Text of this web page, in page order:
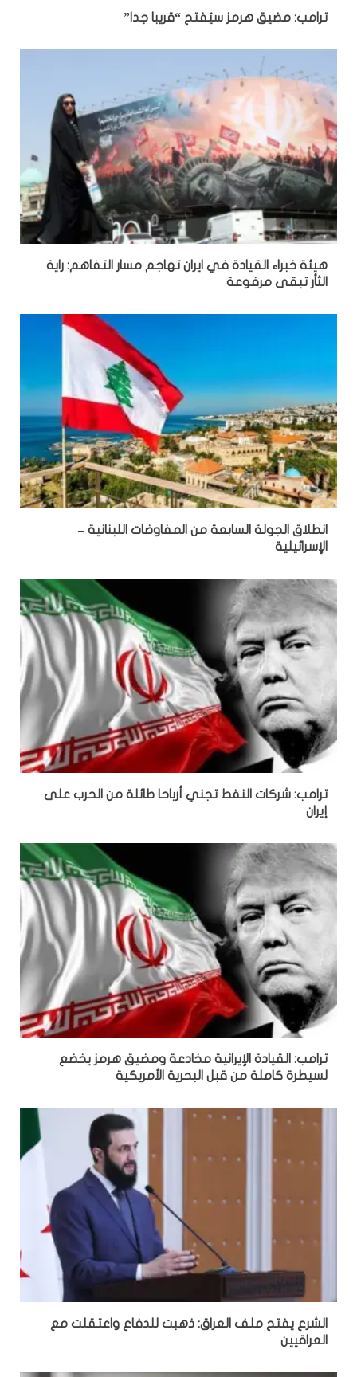
ترامب: مضيق هرمز سيُفتح “قريبا جدا”
هيئة خبراء القيادة في ايران تهاجم مسار التفاهم: راية
الثأر تبقى مرفوعة
انطلاق الجولة السابعة من المفاوضات اللبنانية –
الإسرائيلية
ترامب: شركات النفط تجني أرباحا طائلة من الحرب على
إيران
ترامب: القيادة الإيرانية مخادعة ومضيق هرمز يخضع
لسيطرة كاملة من قبل البحرية الأمريكية
الشرع يفتح ملف العراق: ذهبت للدفاع واعتقلت مع
العراقيين